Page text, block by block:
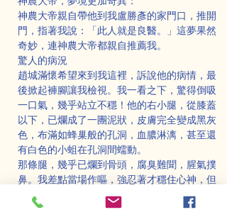
神農大帝親自帶他到我盧勝彥的家門口，推開
門，指著我說：「此人就是良醫。」這夢果然
奇妙，連神農大帝都親自推薦我。
驚人的病況
趙城滿懷希望來到我這裡，訴說他的病情，最
後掀起褲腳讓我檢視。我一看之下，驚得倒吸
一口氣，幾乎站立不穩！他的右小腿，從膝蓋
以下，已爛成了一團泥狀，皮膚完全變成黑灰
色，布滿如蜂巢般的孔洞，血膿淋漓，甚至還
有白色的小蛆在孔洞間蠕動。
那條腿，幾乎已爛到骨頭，腐臭難聞，腥氣撲
鼻。我差點當場作嘔，強忍著才穩住心神，但
心中難以形容那一刻的震撼。趙城的腳，徹底
成了爛泥般的模樣，已經不能稱之為人類的肢